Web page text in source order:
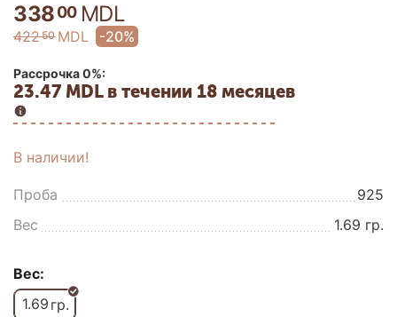
33800 MDL
42250 MDL -20%
Рассрочка 0%:
23.47 MDL в течении 18 месяцев
В наличии!
Проба
925
Вес
1.69 гр.
Вес:
1.69 гр.